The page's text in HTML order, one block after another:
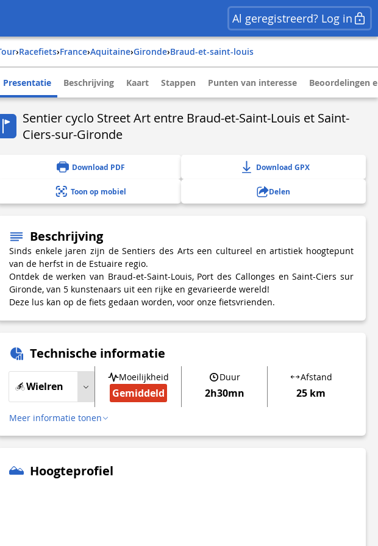
Al geregistreerd? Log in
Tour› Racefiets› france› aquitaine› gironde› braud-et-saint-louis
Presentatie Beschrijving Kaart Stappen Punten van interesse Beoordelingen
Sentier cyclo Street Art entre Braud-et-Saint-Louis et Saint-
Ciers-sur-Gironde
Download PDF Download GPX
Toon op mobiel Delen
Beschrijving
Sinds enkele jaren zijn de Sentiers des Arts een cultureel en artistiek hoogtepunt
van de herfst in de Estuaire regio.
Ontdek de werken van Braud-et-Saint-Louis, Port des Callonges en Saint-Ciers sur
Gironde, van 5 kunstenaars uit een rijke en gevarieerde wereld!
Deze lus kan op de fiets gedaan worden, voor onze fietsvrienden.
Technische informatie
Wielren
Moeilijkheid
Gemiddeld
Duur
2h30mn
Afstand
25 km
Meer informatie tonen
Hoogteprofiel